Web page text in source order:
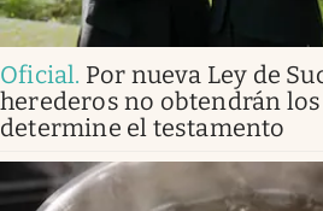
Oficial. Por nueva Ley de
herederos no obtendrán
determine el testamento